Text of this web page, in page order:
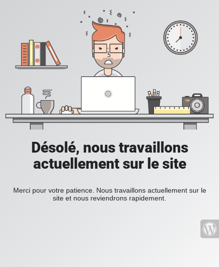
Désolé, nous travaillons
actuellement sur le site
Merci pour votre patience. Nous travaillons actuellement sur le
site et nous reviendrons rapidement.